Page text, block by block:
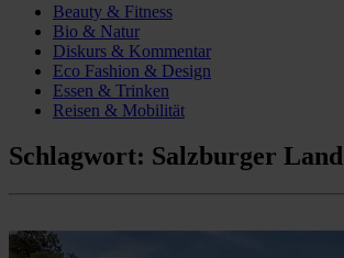
Beauty & Fitness
Bio & Natur
Diskurs & Kommentar
Eco Fashion & Design
Essen & Trinken
Reisen & Mobilität
Schlagwort: Salzburger Land